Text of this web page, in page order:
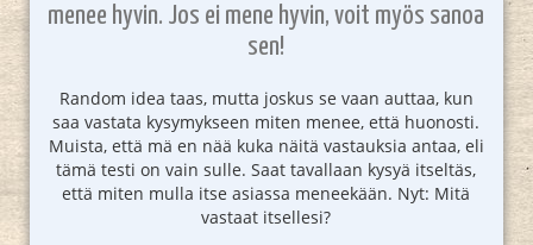
menee hyvin. Jos ei mene hyvin, voit myös sanoa
sen!
Random idea taas, mutta joskus se vaan auttaa, kun
saa vastata kysymykseen miten menee, että huonosti.
Muista, että mä en nää kuka näitä vastauksia antaa, eli
tämä testi on vain sulle. Saat tavallaan kysyä itseltäs,
että miten mulla itse asiassa meneekään. Nyt: Mitä
vastaat itsellesi?